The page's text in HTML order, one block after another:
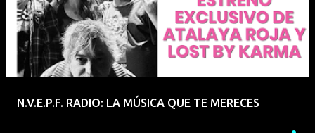
N.V.E.P.F. RADIO: LA MÚSICA QUE TE MERECES